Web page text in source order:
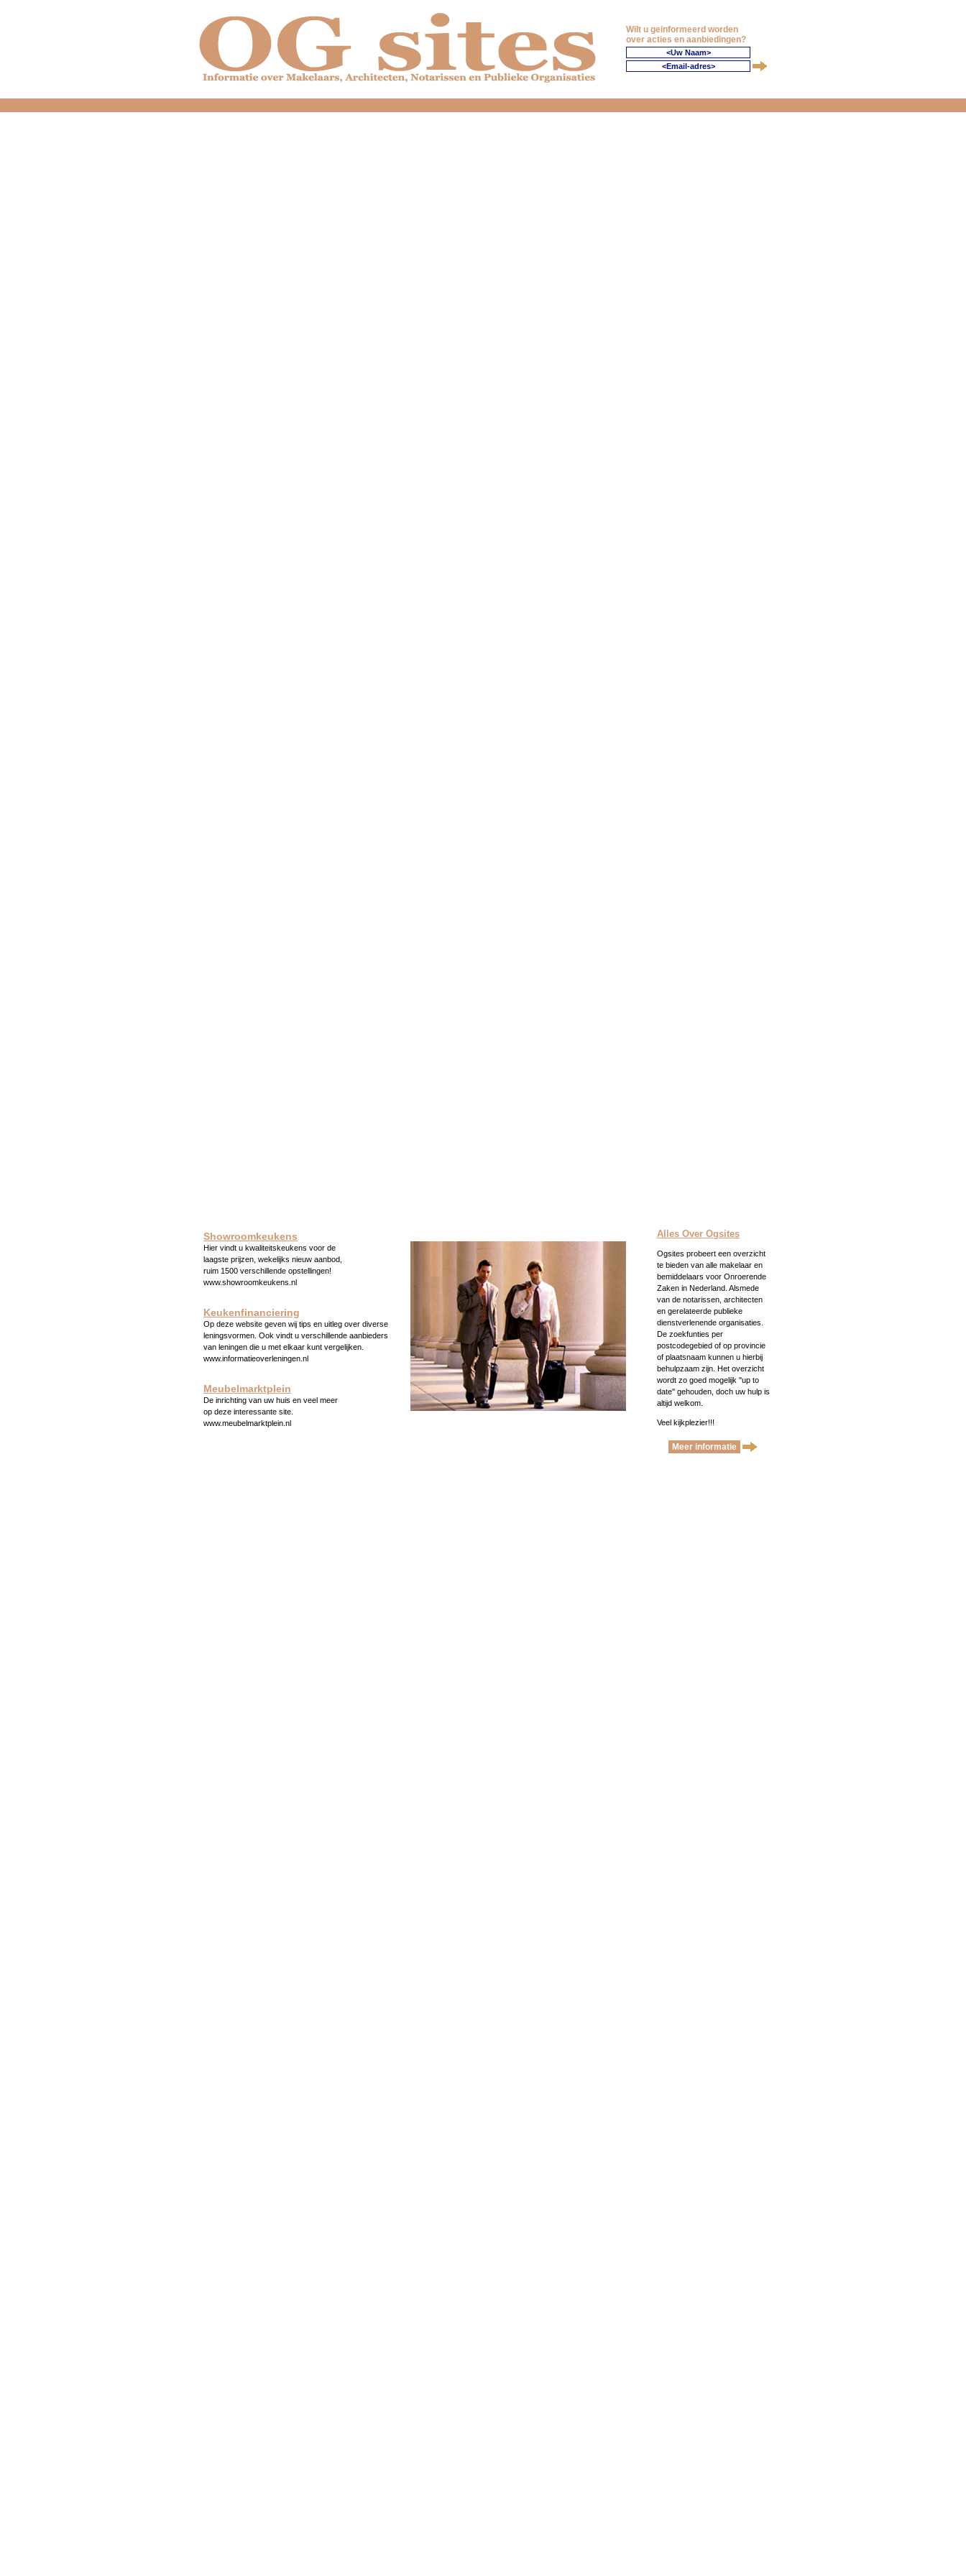
Wilt u geinformeerd worden
over acties en aanbiedingen?
Showroomkeukens
Hier vindt u kwaliteitskeukens voor de
laagste prijzen, wekelijks nieuw aanbod,
ruim 1500 verschillende opstellingen!
www.showroomkeukens.nl
Keukenfinanciering
Op deze website geven wij tips en uitleg over diverse
leningsvormen. Ook vindt u verschillende aanbieders
van leningen die u met elkaar kunt vergelijken.
www.informatieoverleningen.nl
Meubelmarktplein
De inrichting van uw huis en veel meer
op deze interessante site.
www.meubelmarktplein.nl
Alles Over Ogsites
Ogsites probeert een overzicht
te bieden van alle makelaar en
bemiddelaars voor Onroerende
Zaken in Nederland. Alsmede
van de notarissen, architecten
en gerelateerde publieke
dienstverlenende organisaties.
De zoekfunties per
postcodegebied of op provincie
of plaatsnaam kunnen u hierbij
behulpzaam zijn. Het overzicht
wordt zo goed mogelijk ''up to
date'' gehouden, doch uw hulp is
altijd welkom.
Veel kijkplezier!!!
Meer informatie